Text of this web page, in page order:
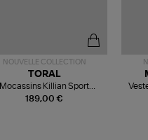
NOUVELLE COLLECTION
189,00 €
TORAL
Mocassins Killian Sport
Mousse